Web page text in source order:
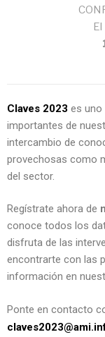
Claves 2023 es uno
importantes de
intercambio de
provechosas como
del sector.
Regístrate ahora de
conoce todos los
disfruta de las
encontrarte con las
información en
Ponte en contacto